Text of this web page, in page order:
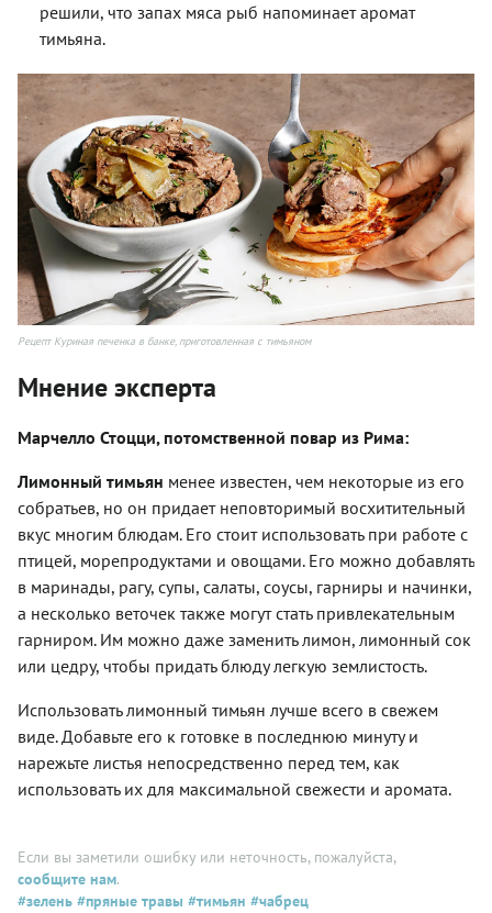
решили, что запах мяса рыб напоминает аромат
тимьяна.
Рецепт Куриная печенка в банке, приготовленная с тимьяном
Мнение эксперта
Марчелло Стоцци, потомственной повар из Рима:
Лимонный тимьян менее известен, чем некоторые из его
собратьев, но он придает неповторимый восхитительный
вкус многим блюдам. Его стоит использовать при работе с
птицей, морепродуктами и овощами. Его можно добавлять
в маринады, рагу, супы, салаты, соусы, гарниры и начинки,
а несколько веточек также могут стать привлекательным
гарниром. Им можно даже заменить лимон, лимонный сок
или цедру, чтобы придать блюду легкую землистость.
Использовать лимонный тимьян лучше всего в свежем
виде. Добавьте его к готовке в последнюю минуту и ​​
нарежьте листья непосредственно перед тем, как
использовать их для максимальной свежести и аромата.
Если вы заметили ошибку или неточность, пожалуйста,
сообщите нам.
#зелень #пряные травы #тимьян #чабрец